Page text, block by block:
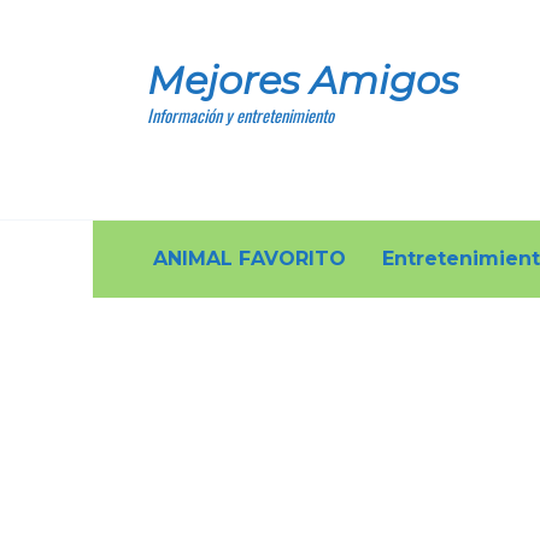
Mejores Amigos
Información y entretenimiento
ANIMAL FAVORITO